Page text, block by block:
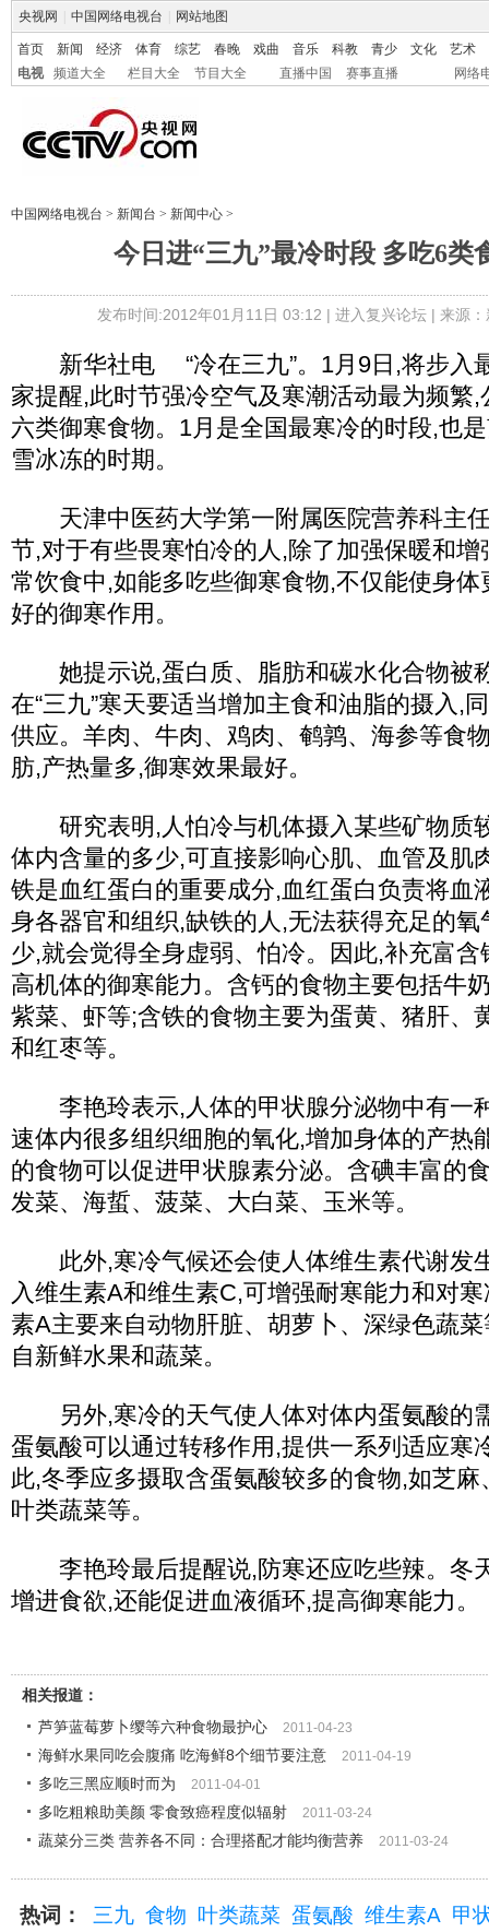
央视网 中国网络电视台 网站地图
首页 新闻 经济 体育 综艺 春晚 戏曲 音乐 科教 青少 文化
艺术
电视
频道大全 栏目大全 节目大全 直播中国 赛事直播 网络
中国网络电视台 > 新闻台 > 新闻中心 >
今日进“三九”最冷时段 多吃6类
发布时间:2012年01月11日 03:12 | 进入复兴论坛| 来源
新华社电 “冷在三九”。1月9日,将步入最
家提醒,此时节强冷空气及寒潮活动最为频繁
六类御寒食物。1月是全国最寒冷的时段,也
雪冰冻的时期。
天津中医药大学第一附属医院营养科主任
节,对于有些畏寒怕冷的人,除了加强保暖和
常饮食中,如能多吃些御寒食物,不仅能使身
好的御寒作用。
她提示说,蛋白质、脂肪和碳水化合物被
在“三九”寒天要适当增加主食和油脂的摄入,
供应。羊肉、牛肉、鸡肉、鹌鹑、海参等食
肪,产热量多,御寒效果最好。
研究表明,人怕冷与机体摄入某些矿物质
体内含量的多少,可直接影响心肌、血管及肌
铁是血红蛋白的重要成分,血红蛋白负责将血
身各器官和组织,缺铁的人,无法获得充足的
少,就会觉得全身虚弱、怕冷。因此,补充富
高机体的御寒能力。含钙的食物主要包括牛
紫菜、虾等;含铁的食物主要为蛋黄、猪肝、
和红枣等。
李艳玲表示,人体的甲状腺分泌物中有一
速体内很多组织细胞的氧化,增加身体的产热
的食物可以促进甲状腺素分泌。含碘丰富的
发菜、海蜇、菠菜、大白菜、玉米等。
此外,寒冷气候还会使人体维生素代谢发
入维生素A和维生素C,可增强耐寒能力和对
素A主要来自动物肝脏、胡萝卜、深绿色蔬
自新鲜水果和蔬菜。
另外,寒冷的天气使人体对体内蛋氨酸的
蛋氨酸可以通过转移作用,提供一系列适应寒
此,冬季应多摄取含蛋氨酸较多的食物,如芝
叶类蔬菜等。
李艳玲最后提醒说,防寒还应吃些辣。冬
增进食欲,还能促进血液循环,提高御寒能力。
相关报道：
芦笋蓝莓萝卜缨等六种食物最护心
2011-04-23
海鲜水果同吃会腹痛 吃海鲜8个细节要注意 2011-04-19
多吃三黑应顺时而为 2011-04-01
多吃粗粮助美颜 零食致癌程度似辐射 2011-03-24
蔬菜分三类 营养各不同：合理搭配才能均衡营养 2011-03-24
热词： 三九 食物 叶类蔬菜 蛋氨酸 维生素A 甲